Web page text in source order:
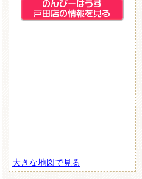
大きな地図で見る